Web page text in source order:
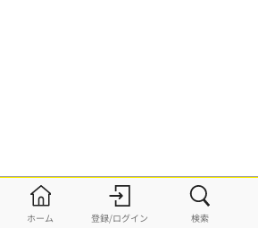
ホーム 登録/ログイン 検索